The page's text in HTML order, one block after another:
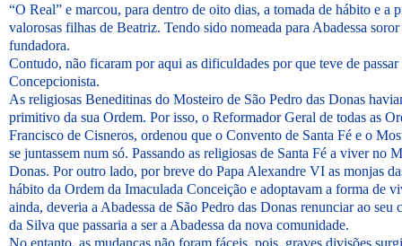
“O Real” e marcou, para dentro de oito dias, a tomada de hábito e a
valorosas filhas de Beatriz. Tendo sido nomeada para Abadessa
fundadora.
Contudo, não ficaram por aqui as dificuldades por que teve de
Concepcionista.
As religiosas Beneditinas do Mosteiro de São Pedro das Donas
primitivo da sua Ordem. Por isso, o Reformador Geral de todas as
Francisco de Cisneros, ordenou que o Convento de Santa Fé e o
se juntassem num só. Passando as religiosas de Santa Fé a viver no
Donas. Por outro lado, por breve do Papa Alexandre VI as monjas
hábito da Ordem da Imaculada Conceição e adoptavam a forma de
ainda, deveria a Abadessa de São Pedro das Donas renunciar ao
da Silva que passaria a ser a Abadessa da nova comunidade.
No entanto, as mudanças não foram fáceis, pois, graves divisões